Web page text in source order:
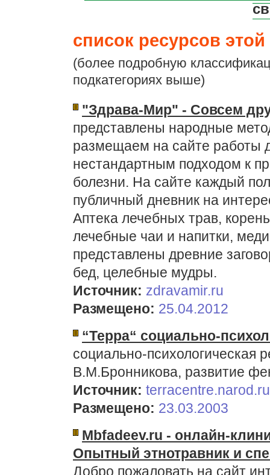
список ресурсов этой
(более подробную
подкатегориях выше)
"Здрава-Мир" - Совсем
представлены народные
размещаем на сайте работы
нестандартным подходом к
болезни. На сайте каждый
публичный дневник на
Аптека лечебных трав,
лечебные чаи и напитки,
представлены древние
бед, целебные мудры.
Источник: zdravamir.ru
Размещено: 25.04.2012
“Терра“ социально-
социально-психологическая
В.М.Бронникова, развитие
Источник:
Размещено: 23.03.2003
Mbfadeev.ru - онлайн-
Опытный этнотравник и
Добро пожаловать на сайт